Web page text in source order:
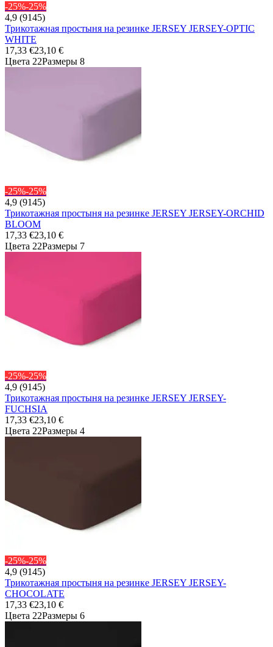
-25%-25%
4,9 (9145)
Трикотажная простыня на резинке JERSEY JERSEY-OPTIC
WHITE
17,33 €23,10 €
Цвета 22Размеры 8
-25%-25%
4,9 (9145)
Трикотажная простыня на резинке JERSEY JERSEY-ORCHID
BLOOM
17,33 €23,10 €
Цвета 22Размеры 7
-25%-25%
4,9 (9145)
Трикотажная простыня на резинке JERSEY JERSEY-
FUCHSIA
17,33 €23,10 €
Цвета 22Размеры 4
-25%-25%
4,9 (9145)
Трикотажная простыня на резинке JERSEY JERSEY-
CHOCOLATE
17,33 €23,10 €
Цвета 22Размеры 6